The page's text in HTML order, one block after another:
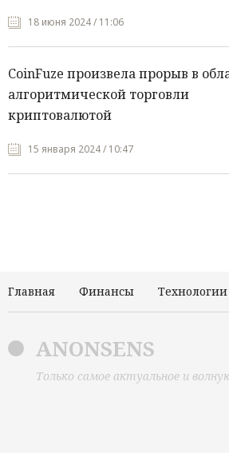
18 июня 2024 / 11:06
CoinFuze произвела прорыв в
алгоритмической торговли
криптовалютой
15 января 2024 / 10:47
Главная Финансы Технологии
ANONSENS
Только самое актуальное и